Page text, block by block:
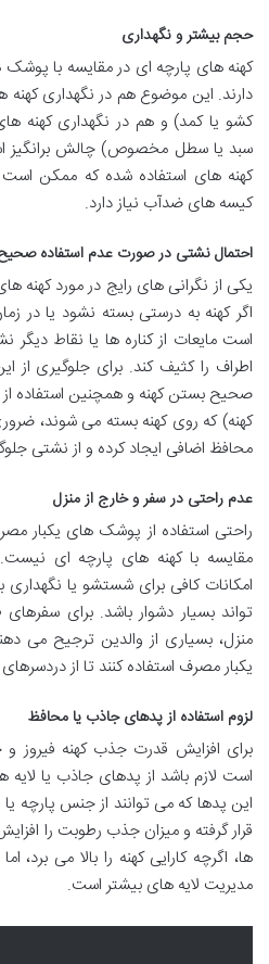
حجم بیشتر و نگهداری
کهنه های پارچه ای در مقایسه با
دارند. این موضوع هم در نگهداری کهنه
کشو یا کمد) و هم در نگهداری کهنه
سبد یا سطل مخصوص) چالش برانگیز
کهنه های استفاده شده که ممکن است
کیسه های ضدآب نیاز دارد.
احتمال نشتی در صورت عدم استفاده
یکی از نگرانی های رایج در مورد کهنه
اگر کهنه به درستی بسته نشود یا در
است مایعات از کناره ها یا نقاط
اطراف را کثیف کند. برای جلوگیری
صحیح بستن کهنه و همچنین
کهنه) که روی کهنه بسته می شوند،
محافظ اضافی ایجاد کرده و از نشتی
عدم راحتی در سفر و خارج از منزل
راحتی استفاده از پوشک های یکبار
مقایسه با کهنه های پارچه ای
امکانات کافی برای شستشو یا
تواند بسیار دشوار باشد. برای
منزل، بسیاری از والدین ترجیح می
یکبار مصرف استفاده کنند تا از
لزوم استفاده از پدهای جاذب یا محافظ
برای افزایش قدرت جذب کهنه فیروز
است لازم باشد از پدهای جاذب یا
این پدها که می توانند از جنس پارچه
قرار گرفته و میزان جذب رطوبت را
ها، اگرچه کارایی کهنه را بالا می برد،
مدیریت لایه های بیشتر است.